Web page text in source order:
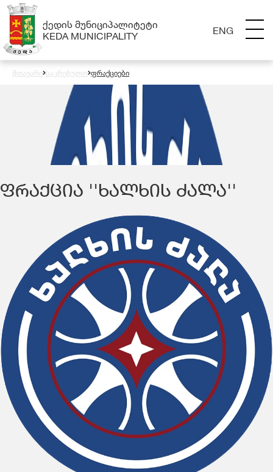
ᲥᲔᲓᲘᲡ ᲛᲣᲜᲘᲪᲘᲞᲐᲚᲘᲢᲔᲢᲘ
KEDA MUNICIPALITY
ENG
მთავარი საკრებულო ფრაქციები
ᲤᲠᲐᲥᲪᲘᲐ ''ᲮᲐᲚᲮᲘᲡ ᲫᲐᲚᲐ''